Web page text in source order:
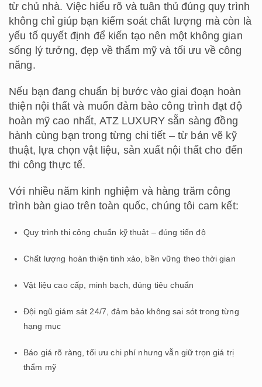
từ chủ nhà. Việc hiểu rõ và tuân thủ đúng quy trình
không chỉ giúp bạn kiểm soát chất lượng mà còn là
yếu tố quyết định để kiến tạo nên một không gian
sống lý tưởng, đẹp về thẩm mỹ và tối ưu về công
năng.
Nếu bạn đang chuẩn bị bước vào giai đoạn hoàn
thiện nội thất và muốn đảm bảo công trình đạt độ
hoàn mỹ cao nhất, ATZ LUXURY sẵn sàng đồng
hành cùng bạn trong từng chi tiết – từ bản vẽ kỹ
thuật, lựa chọn vật liệu, sản xuất nội thất cho đến
thi công thực tế.
Với nhiều năm kinh nghiệm và hàng trăm công
trình bàn giao trên toàn quốc, chúng tôi cam kết:
Quy trình thi công chuẩn kỹ thuật – đúng tiến độ
Chất lượng hoàn thiện tinh xảo, bền vững theo thời gian
Vật liệu cao cấp, minh bạch, đúng tiêu chuẩn
Đội ngũ giám sát 24/7, đảm bảo không sai sót trong từng
hạng mục
Báo giá rõ ràng, tối ưu chi phí nhưng vẫn giữ trọn giá trị
thẩm mỹ